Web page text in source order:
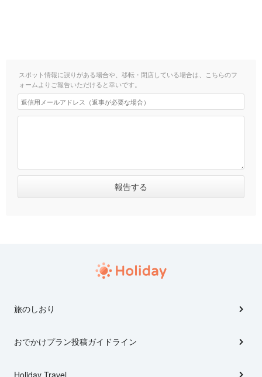
スポット情報に誤りがある場合や、移転・閉店している場合は、こちらのフ
ォームよりご報告いただけると幸いです。
旅のしおり
おでかけプラン投稿ガイドライン
Holiday Travel